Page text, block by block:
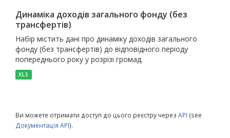
Динаміка доходів загального фонду (без
трансфертів)
Набір містить дані про динаміку доходів загального
фонду (без трансфертів) до відповідного періоду
попереднього року у розрізі громад.
XLS
Ви можете отримати доступ до цього реєстру через API (see
Документація API).